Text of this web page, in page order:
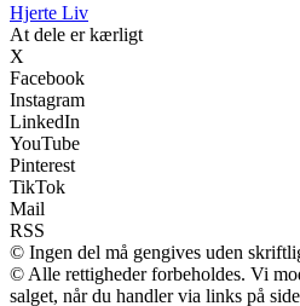
Hjerte Liv
At dele er kærligt
X
Facebook
Instagram
LinkedIn
YouTube
Pinterest
TikTok
Mail
RSS
© Ingen del må gengives uden
© Alle rettigheder forbeholdes. Vi
salget, når du handler via links på